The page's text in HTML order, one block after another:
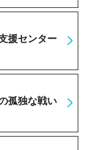
援センター
孤独な戦い